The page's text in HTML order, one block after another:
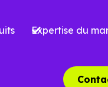
et anticipant
bénéficier d’un
l'Arbresle (69210),
Expertise du